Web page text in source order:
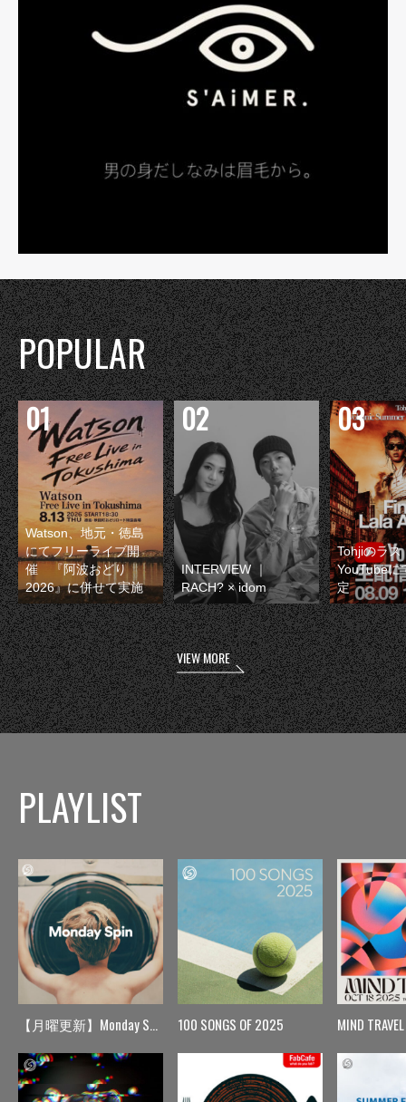
POPULAR
Watson、地元・徳島
にてフリーライブ開
催 『阿波おどり
2026』に併せて実施
INTERVIEW ｜
RACH? × idom
Tohjiのラス
YouTubeに
定
VIEW MORE
PLAYLIST
【月曜更新】Monday Spin 100 SONGS OF 2025 MIND TRAVEL